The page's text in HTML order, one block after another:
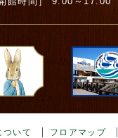
ついて フロアマップ